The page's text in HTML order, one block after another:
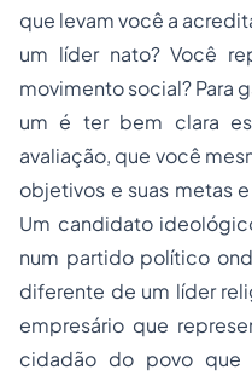
que levam você a
um líder nato? Você
movimento social? Para
um é ter bem clara
avaliação, que você
objetivos e suas metas
Um candidato
num partido político
diferente de um líder
empresário que
cidadão do povo que